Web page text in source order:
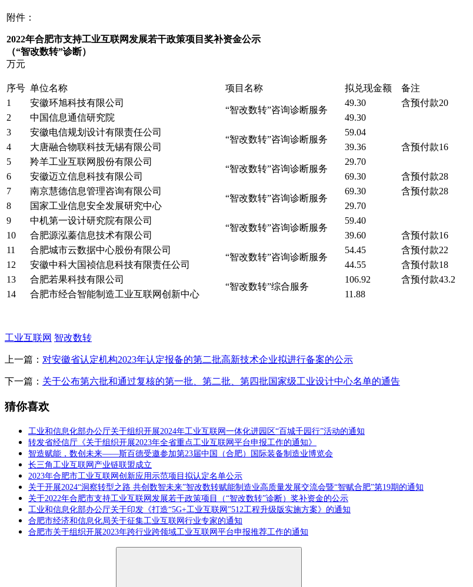
附件：
2022年合肥市支持工业互联网发展若干政策项目奖补资金公示
（“智改数转”诊断）
万元
序号 单位名称 项目名称 拟兑现金额
备注
1
安徽环旭科技有限公司
“智改数转”咨询诊断服务
49.30
含预付款20
2
中国信息通信研究院
49.30
3
安徽电信规划设计有限责任公司
“智改数转”咨询诊断服务
59.04
4
大唐融合物联科技无锡有限公司 39.36
含预付款16
5
羚羊工业互联网股份有限公司
“智改数转”咨询诊断服务
29.70
6
安徽迈立信息科技有限公司 69.30
含预付款28
7
南京慧德信息管理咨询有限公司
“智改数转”咨询诊断服务
69.30
含预付款28
8
国家工业信息安全发展研究中心
29.70
9
中机第一设计研究院有限公司
“智改数转”咨询诊断服务
59.40
10
合肥源泓蓁信息技术有限公司 39.60
含预付款16
11
合肥城市云数据中心股份有限公司
“智改数转”咨询诊断服务
54.45
含预付款22
12
安徽中科大国祯信息科技有限责任公司 44.55
含预付款18
13
合肥若果科技有限公司
“智改数转”综合服务
106.92
含预付款43.2
14
合肥市经合智能制造工业互联网创新中心 11.88
工业互联网 智改数转
上一篇： 对安徽省认定机构2023年认定报备的第二批高新技术企业拟进行备案的公示
下一篇： 关于公布第六批和通过复核的第一批、第二批、第四批国家级工业设计中心名单的通告
猜你喜欢
工业和信息化部办公厅关于组织开展2024年工业互联网一体化进园区“百城千园行”活动的通知
转发省经信厅《关于组织开展2023年全省重点工业互联网平台申报工作的通知》
智造赋能，数创未来——斯百德受邀参加第23届中国（合肥）国际装备制造业博览会
长三角工业互联网产业链联盟成立
2023年合肥市工业互联网创新应用示范项目拟认定名单公示
关于开展2024“洞察转型之路 共创数智未来”智改数转赋能制造业高质量发展交流会暨“智赋合肥”第19期的通知
关于2022年合肥市支持工业互联网发展若干政策项目（“智改数转”诊断）奖补资金的公示
工业和信息化部办公厅关于印发《打造“5G+工业互联网”512工程升级版实施方案》的通知
合肥市经济和信息化局关于征集工业互联网行业专家的通知
合肥市关于组织开展2023年跨行业跨领域工业互联网平台申报推荐工作的通知